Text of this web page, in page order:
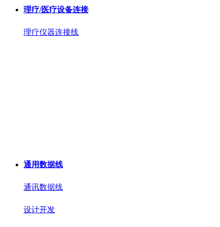
理疗/医疗设备连接
理疗仪器连接线
通用数据线
通讯数据线
设计开发